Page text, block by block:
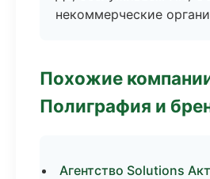
некоммерческие
Похожие
Полиграфия и
Агентство Solutions